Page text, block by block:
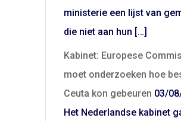
ministerie een lijst van
die niet aan hun […]
Kabinet: Europese
moet onderzoeken hoe
Ceuta kon gebeuren 03/
Het Nederlandse kabinet